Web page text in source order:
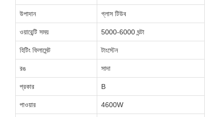
উপাদান গ্লাস টিউব
ওয়ারেন্টি সময় 5000-6000 ঘন্টা
হিটিং ফিলামেন্ট টাংস্টেন
রঙ সাদা
প্রকার B
পাওয়ার 4600W